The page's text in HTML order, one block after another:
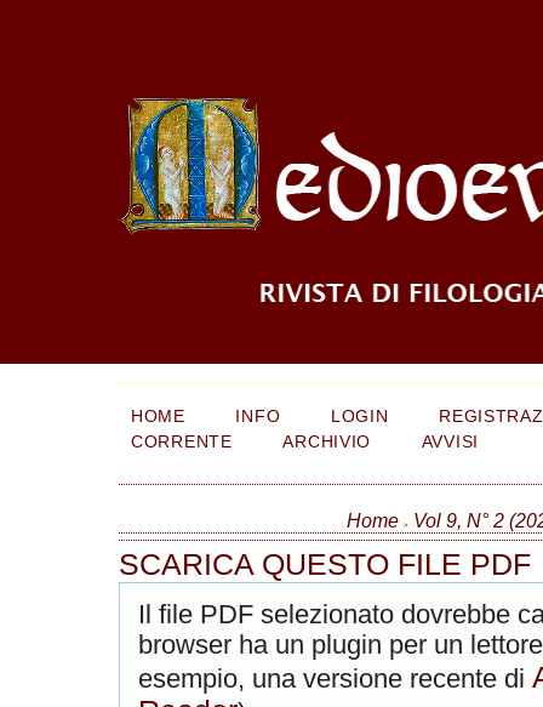
HOME INFO LOGIN
CORRENTE
ARCHIVIO AVVISI
Home > Vol 9, N° 2
SCARICA QUESTO FILE PDF
Il file PDF selezionato dovrebbe
browser ha un plugin per un
esempio, una versione recente di